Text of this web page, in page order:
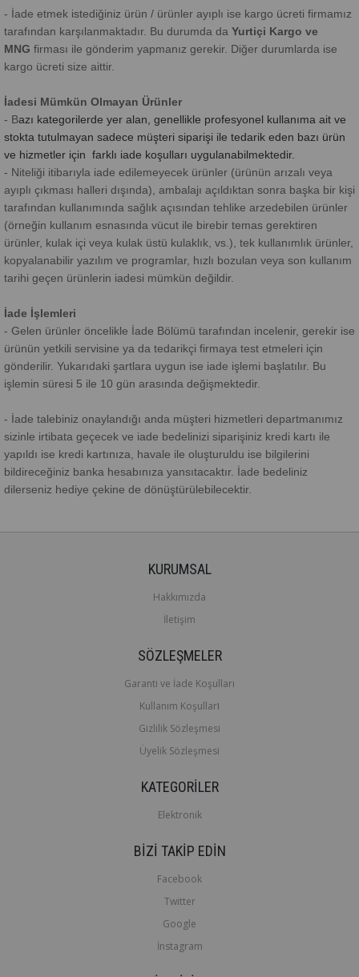
- İade etmek istediğiniz ürün / ürünler ayıplı ise kargo ücreti firmamız
tarafından karşılanmaktadır. Bu durumda da Yurtiçi Kargo ve
MNG firması ile gönderim yapmanız gerekir. Diğer durumlarda ise
kargo ücreti size aittir.
İadesi Mümkün Olmayan Ürünler
- Bazı kategorilerde yer alan, genellikle profesyonel kullanıma ait ve
stokta tutulmayan sadece müşteri siparişi ile tedarik eden bazı ürün
ve hizmetler için farklı iade koşulları uygulanabilmektedir.
- Niteliği itibarıyla iade edilemeyecek ürünler (ürünün arızalı veya
ayıplı çıkması halleri dışında), ambalajı açıldıktan sonra başka bir kişi
tarafından kullanımında sağlık açısından tehlike arzedebilen ürünler
(örneğin kullanım esnasında vücut ile birebir temas gerektiren
ürünler, kulak içi veya kulak üstü kulaklık, vs.), tek kullanımlık ürünler,
kopyalanabilir yazılım ve programlar, hızlı bozulan veya son kullanım
tarihi geçen ürünlerin iadesi mümkün değildir.
İade İşlemleri
- Gelen ürünler öncelikle İade Bölümü tarafından incelenir, gerekir ise
ürünün yetkili servisine ya da tedarikçi firmaya test etmeleri için
gönderilir. Yukarıdaki şartlara uygun ise iade işlemi başlatılır. Bu
işlemin süresi 5 ile 10 gün arasında değişmektedir.
- İade talebiniz onaylandığı anda müşteri hizmetleri departmanımız
sizinle irtibata geçecek ve iade bedelinizi siparişiniz kredi kartı ile
yapıldı ise kredi kartınıza, havale ile oluşturuldu ise bilgilerini
bildireceğiniz banka hesabınıza yansıtacaktır. İade bedeliniz
dilerseniz hediye çekine de dönüştürülebilecektir.
KURUMSAL
Hakkımızda
İletişim
SÖZLEŞMELER
Garanti ve İade Koşulları
Kullanım Koşulları
Gizlilik Sözleşmesi
Üyelik Sözleşmesi
KATEGORİLER
Elektronik
BİZİ TAKİP EDİN
Facebook
Twitter
Google
İnstagram